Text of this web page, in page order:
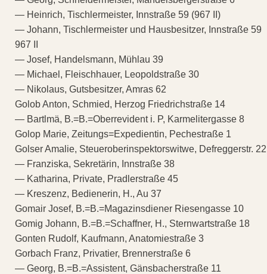
— Heinrich, Tischlermeister, Innstraße 59 (967 II)
— Johann, Tischlermeister und Hausbesitzer, Innstraße 59
967 II
— Josef, Handelsmann, Mühlau 39
— Michael, Fleischhauer, Leopoldstraße 30
— Nikolaus, Gutsbesitzer, Amras 62
Golob Anton, Schmied, Herzog Friedrichstraße 14
— Bartlmä, B.=B.=Oberrevident i. P, Karmelitergasse 8
Golop Marie, Zeitungs=Expedientin, Pechestraße 1
Golser Amalie, Steueroberinspektorswitwe, Defreggerstr. 22
— Franziska, Sekretärin, Innstraße 38
— Katharina, Private, Pradlerstraße 45
— Kreszenz, Bedienerin, H., Au 37
Gomair Josef, B.=B.=Magazinsdiener Riesengasse 10
Gomig Johann, B.=B.=Schaffner, H., Sternwartstraße 18
Gonten Rudolf, Kaufmann, Anatomiestraße 3
Gorbach Franz, Privatier, Brennerstraße 6
— Georg, B.=B.=Assistent, Gänsbacherstraße 11